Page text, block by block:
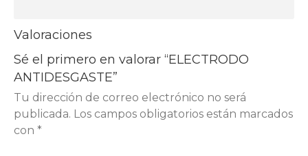
Valoraciones
Sé el primero en valorar “ELECTRODO
ANTIDESGASTE”
Tu dirección de correo electrónico no será
publicada. Los campos obligatorios están marcados
con *